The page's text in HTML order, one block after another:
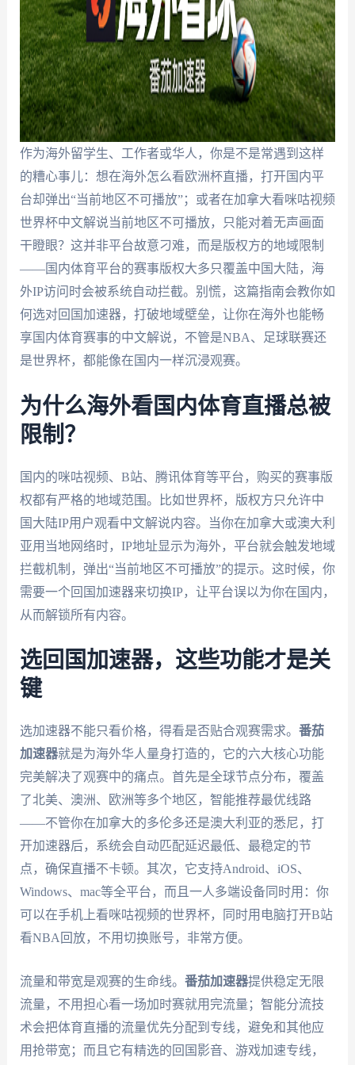
作为海外留学生、工作者或华人，你是不是常遇到这样
的糟心事儿：想在海外怎么看欧洲杯直播，打开国内平
台却弹出“当前地区不可播放”；或者在加拿大看咪咕视频
世界杯中文解说当前地区不可播放，只能对着无声画面
干瞪眼？这并非平台故意刁难，而是版权方的地域限制
——国内体育平台的赛事版权大多只覆盖中国大陆，海
外IP访问时会被系统自动拦截。别慌，这篇指南会教你如
何选对回国加速器，打破地域壁垒，让你在海外也能畅
享国内体育赛事的中文解说，不管是NBA、足球联赛还
是世界杯，都能像在国内一样沉浸观赛。
为什么海外看国内体育直播总被
限制？
国内的咪咕视频、B站、腾讯体育等平台，购买的赛事版
权都有严格的地域范围。比如世界杯，版权方只允许中
国大陆IP用户观看中文解说内容。当你在加拿大或澳大利
亚用当地网络时，IP地址显示为海外，平台就会触发地域
拦截机制，弹出“当前地区不可播放”的提示。这时候，你
需要一个回国加速器来切换IP，让平台误以为你在国内，
从而解锁所有内容。
选回国加速器，这些功能才是关
键
选加速器不能只看价格，得看是否贴合观赛需求。 番茄
加速器就是为海外华人量身打造的，它的六大核心功能
完美解决了观赛中的痛点。首先是全球节点分布，覆盖
了北美、澳洲、欧洲等多个地区，智能推荐最优线路
——不管你在加拿大的多伦多还是澳大利亚的悉尼，打
开加速器后，系统会自动匹配延迟最低、最稳定的节
点，确保直播不卡顿。其次，它支持Android、iOS、
Windows、mac等全平台，而且一人多端设备同时用：你
可以在手机上看咪咕视频的世界杯，同时用电脑打开B站
看NBA回放，不用切换账号，非常方便。
流量和带宽是观赛的生命线。 番茄加速器提供稳定无限
流量，不用担心看一场加时赛就用完流量；智能分流技
术会把体育直播的流量优先分配到专线，避免和其他应
用抢带宽；而且它有精选的回国影音、游戏加速专线，